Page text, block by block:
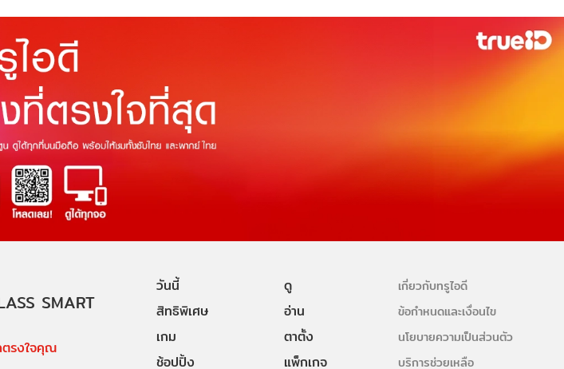
SMART
ตรงใจคุณ
วันนี้
ดู
สิทธิพิเศษ
อ่าน
เกม
ตาตั้ง
ช้อปปิ้ง
แพ็กเกจ
เกี่ยวกับทรูไอดี
ข้อกำหนดและเงื่อนไข
นโยบายความเป็นส่วนตัว
บริการช่วยเหลือ